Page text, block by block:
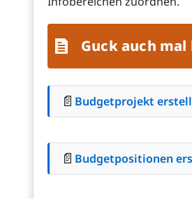
Guck auch
📄 Budgetprojekt
📄 Budgetpositionen